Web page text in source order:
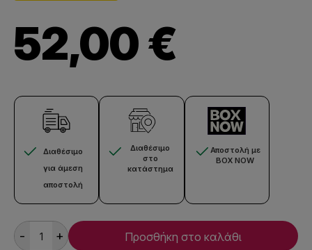
52,00 €
Διαθέσιμο
για άμεση
αποστολή
Διαθέσιμο
στο
κατάστημα
Αποστολή με
BOX NOW
- + Προσθήκη στο καλάθι